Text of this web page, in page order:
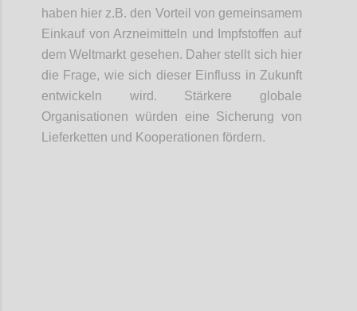
haben hier z.B. den Vorteil von gemeinsamem
Einkaufvon Arzneimittel n und Impfstoffen auf
dem Weltmarkt gesehen. Daher stellt sich hier
die Frage, wie sich dieser Einfluss in Zukunft
entwickeln wird. Stärkere globale
Organisationen würden eine Sicherung von
Lieferketten und Kooperationen fördern.